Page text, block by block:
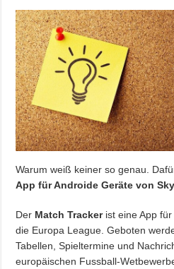
Warum weiß keiner so genau.
App für Androide Geräte von Sky
Der Match Trackerist eine App für
die Europa League. Geboten
Tabellen, Spieltermine und
europäischen Fussball-